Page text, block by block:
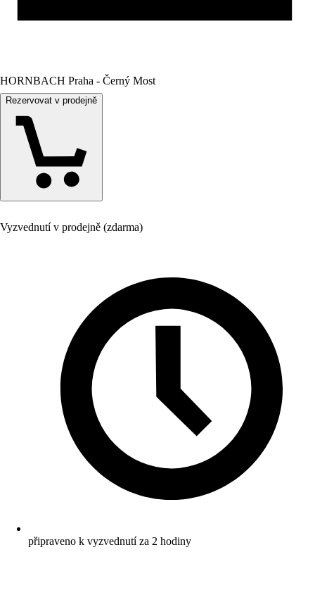
HORNBACH Praha - Černý Most
Rezervovat v prodejně
Vyzvednutí v prodejně (zdarma)
připraveno k vyzvednutí za 2 hodiny